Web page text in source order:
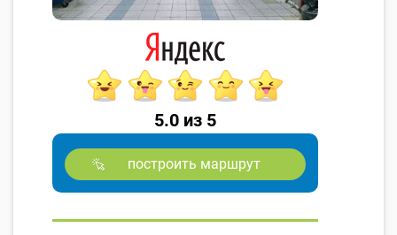
5.0 из 5
построить маршрут